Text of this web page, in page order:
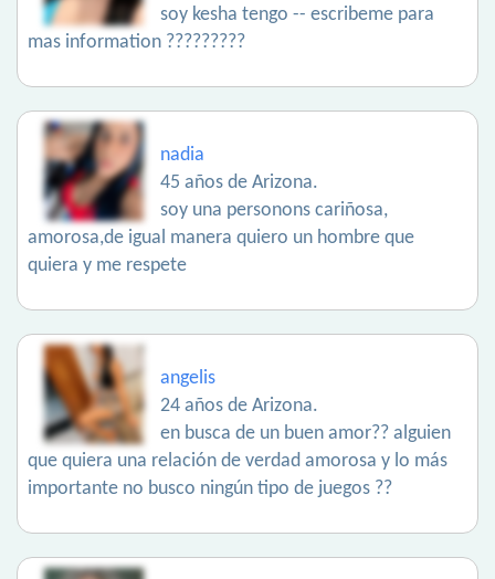
soy kesha tengo -- escribeme para
mas information ?????????
nadia
45 años de Arizona.
soy una personons cariñosa,
amorosa,de igual manera quiero un hombre que
quiera y me respete
angelis
24 años de Arizona.
en busca de un buen amor?? alguien
que quiera una relación de verdad amorosa y lo más
importante no busco ningún tipo de juegos ??